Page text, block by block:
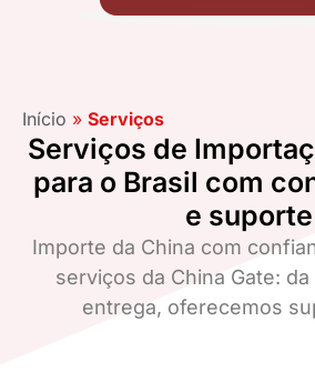
Início » Serviços
Serviços de
para o Brasil com
e suporte
Importe da China com
serviços da China Gate:
entrega, oferecemos